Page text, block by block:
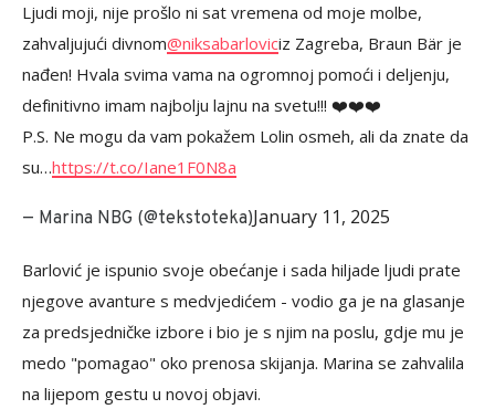
Ljudi moji, nije prošlo ni sat vremena od moje molbe,
zahvaljujući divnom@niksabarloviciz Zagreba, Braun Bär je
nađen! Hvala svima vama na ogromnoj pomoći i deljenju,
definitivno imam najbolju lajnu na svetu!!! ❤️❤️❤️
P.S. Ne mogu da vam pokažem Lolin osmeh, ali da znate da
su…https://t.co/Iane1F0N8a
— Marina NBG (@tekstoteka)January 11, 2025
Barlović je ispunio svoje obećanje i sada hiljade ljudi prate
njegove avanture s medvjedićem - vodio ga je na glasanje
za predsjedničke izbore i bio je s njim na poslu, gdje mu je
medo "pomagao" oko prenosa skijanja. Marina se zahvalila
na lijepom gestu u novoj objavi.